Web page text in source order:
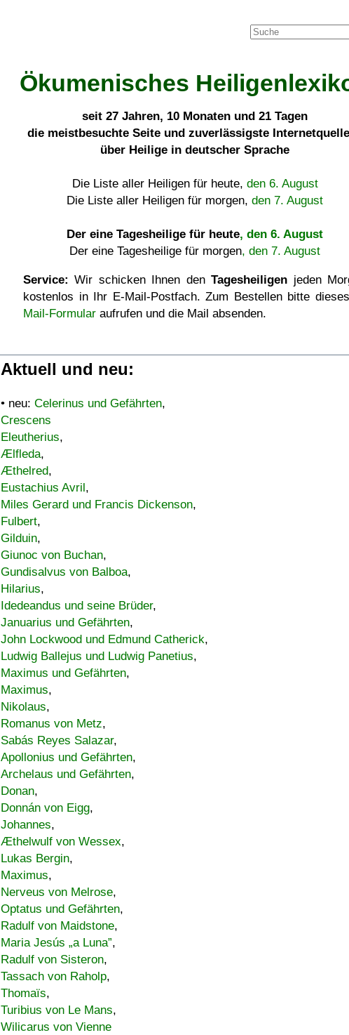
Ökumenisches
seit 27 Jahren, 10 Monaten und 21 Tagen
die meistbesuchte Seite und zuverlässigste Internetquelle
über Heilige in deutscher Sprache
Die Liste aller Heiligen für heute, den 6. August
Die Liste aller Heiligen für morgen, den 7. August
Der eine Tagesheilige für heute, den 6. August
Der eine Tagesheilige für morgen, den 7. August
Service: Wir schicken Ihnen denTagesheiligen jeden
kostenlos in Ihr E-Mail-Postfach. Zum Bestellen bitte dieses
Mail-Formular aufrufen und die Mail absenden.
Aktuell und neu:
• neu: Celerinus und Gefährten,
Crescens
Eleutherius,
Ælfleda,
Æthelred,
Eustachius Avril,
Miles Gerard und Francis Dickenson,
Fulbert,
Gilduin,
Giunoc von Buchan,
Gundisalvus von Balboa,
Hilarius,
Idedeandus und seine Brüder,
Januarius und Gefährten,
John Lockwood und Edmund Catherick,
Ludwig Ballejus und Ludwig Panetius,
Maximus und Gefährten,
Maximus,
Nikolaus,
Romanus von Metz,
Sabás Reyes Salazar,
Apollonius und Gefährten,
Archelaus und Gefährten,
Donan,
Donnán von Eigg,
Johannes,
Æthelwulf von Wessex,
Lukas Bergin,
Maximus,
Nerveus von Melrose,
Optatus und Gefährten,
Radulf von Maidstone,
Maria Jesús „a Luna”,
Radulf von Sisteron,
Tassach von Raholp,
Thomaïs,
Turibius von Le Mans,
Wilicarus von Vienne